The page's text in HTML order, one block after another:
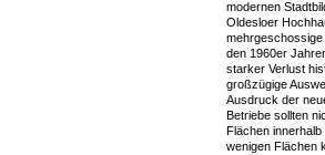
modernen
Oldesloer
den 1960er
starker Verlust
großzügige
Ausdruck der
Betriebe sollten
Flächen
wenigen Flächen